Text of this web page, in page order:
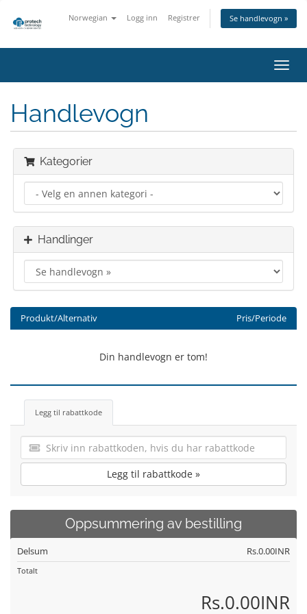
Norwegian Logg inn Registrer Se handlevogn »
Bytt
Handlevogn
Kategorier
Handlinger
Produkt/Alternativ Pris/Periode
Din handlevogn er tom!
Legg til rabattkode
Legg til rabattkode »
Oppsummering av bestilling
Delsum Rs.0.00INR
Totalt
Rs.0.00INR